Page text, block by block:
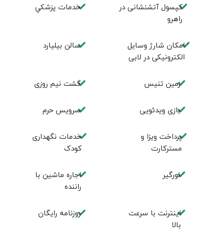
کپسول آتشنشانی در
راهرو
خدمات پزشكي
امكان شارژ وسايل
الكترونيكی در لابی
سالن بيليارد
زمين تنيس گشت نیم روزی
بازی ویدئویی سرویس حرم
پرداخت ویزا و
مسترکارت
خدمات نگهداری
کودک
نورگیر
اجاره ماشین با
راننده
اینترنت با سرعت
بالا
روزنامه رایگان